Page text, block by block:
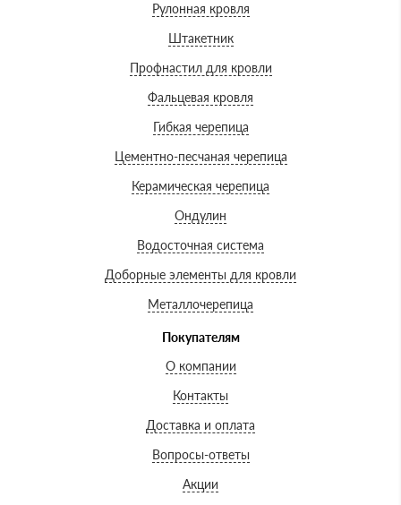
Рулонная кровля
Штакетник
Профнастил для кровли
Фальцевая кровля
Гибкая черепица
Цементно-песчаная черепица
Керамическая черепица
Ондулин
Водосточная система
Доборные элементы для кровли
Металлочерепица
Покупателям
О компании
Контакты
Доставка и оплата
Вопросы-ответы
Акции